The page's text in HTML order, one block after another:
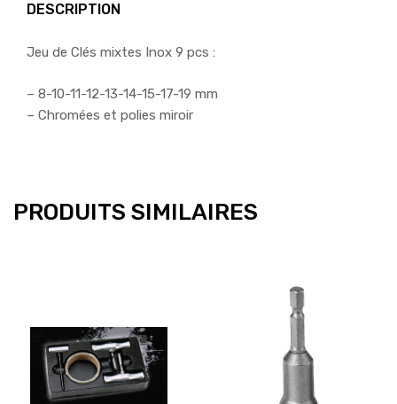
DESCRIPTION
Jeu de Clés mixtes Inox 9 pcs :
– 8-10-11-12-13-14-15-17-19 mm
– Chromées et polies miroir
PRODUITS SIMILAIRES